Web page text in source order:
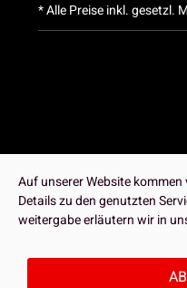
* Alle Preise inkl. gesetzl.
Auf unserer Website
Details zu den genutzten
weitergabe erläutern wir in